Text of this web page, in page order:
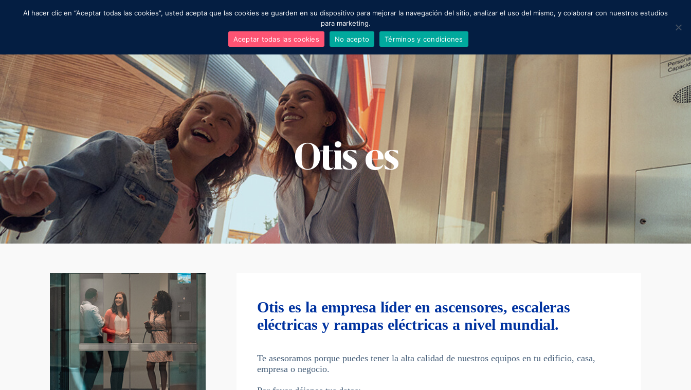
Moviendo al mundo Inicio Cotiza aquí Acerca de nosotros Contáctanos
Regístrate aquí para una asesoría gratuita
Otis es
Al hacer clic en “Aceptar todas las cookies”, usted acepta que las cookies se guarden en su dispositivo para mejorar la navegación del sitio, analizar el uso del mismo, y colaborar con nuestros estudios
para marketing.
Aceptar todas las cookies
No acepto Términos y condiciones